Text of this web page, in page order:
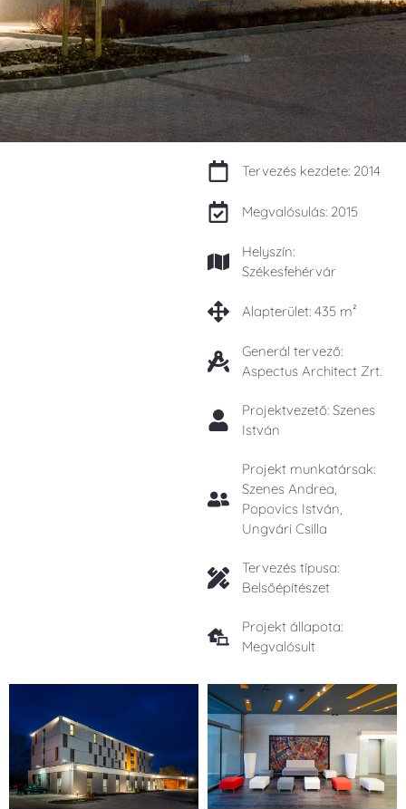
Tervezés kezdete: 2014
Megvalósulás: 2015
Helyszín:
Székesfehérvár
Alapterület: 435 m²
Generál tervező:
Aspectus Architect Zrt.
Projektvezető: Szenes
István
Projekt munkatársak:
Szenes Andrea,
Popovics István,
Ungvári Csilla
Tervezés típusa:
Belsőépítészet
Projekt állapota:
Megvalósult